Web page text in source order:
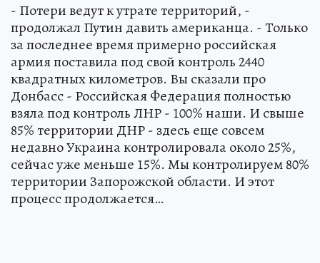
- Потери ведут к утрате территорий, -
продолжал Путин давить американца. - Только
за последнее время примерно российская
армия поставила под свой контроль 2440
квадратных километров. Вы сказали про
Донбасс - Российская Федерация полностью
взяла под контроль ЛНР - 100% наши. И свыше
85% территории ДНР - здесь еще совсем
недавно Украина контролировала около 25%,
сейчас уже меньше 15%. Мы контролируем 80%
территории Запорожской области. И этот
процесс продолжается…